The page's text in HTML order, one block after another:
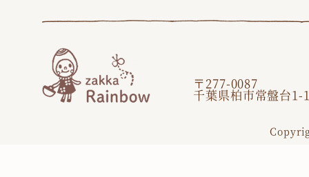
〒277-0087
千葉県柏市常盤台1-